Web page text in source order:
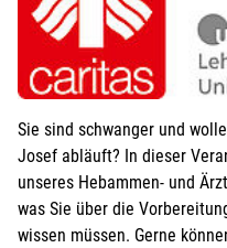
Sie sind schwanger und
Josef abläuft? In dieser
unseres Hebammen- und
was Sie über die
wissen müssen. Gerne